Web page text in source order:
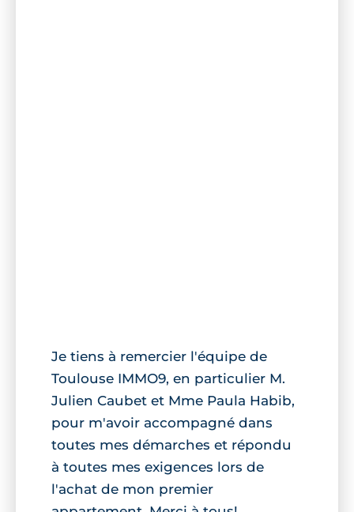
Je tiens à remercier l'équipe de
Toulouse IMMO9, en particulier M.
Julien Caubet et Mme Paula Habib,
pour m'avoir accompagné dans
toutes mes démarches et répondu
à toutes mes exigences lors de
l'achat de mon premier